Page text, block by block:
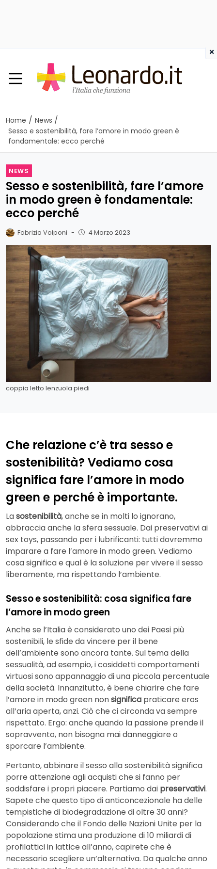
Home / News /
Sesso e sostenibilità, fare l’amore in modo green è
fondamentale: ecco perché
NEWS
Sesso e sostenibilità, fare l’amore
in modo green è fondamentale:
ecco perché
Fabrizia Volponi - 4 Marzo 2023
coppia letto lenzuola piedi
Che relazione c’è tra sesso e
sostenibilità? Vediamo cosa
significa fare l’amore in modo
green e perché è importante.
Lasostenibilità, anche se in molti lo ignorano,
abbraccia anche la sfera sessuale. Dai preservativi ai
sex toys, passando per i lubrificanti: tutti dovremmo
imparare a fare l’amore in modo green. Vediamo
cosa significa e qual è la soluzione per vivere il sesso
liberamente, ma rispettando l’ambiente.
Sesso e sostenibilità: cosa significa fare
l’amore in modo green
Anche se l’Italia è considerato uno dei Paesi più
sostenibili, le sfide da vincere per il bene
dell’ambiente sono ancora tante. Sul tema della
sessualità, ad esempio, i cosiddetti comportamenti
virtuosi sono appannaggio di una piccola percentuale
della società. Innanzitutto, è bene chiarire che fare
l’amore in modo green nonsignifica praticare eros
all’aria aperta, anzi. Ciò che ci circonda va sempre
rispettato. Ergo: anche quando la passione prende il
sopravvento, non bisogna mai danneggiare o
sporcare l’ambiente.
Pertanto, abbinare il sesso alla sostenibilità significa
porre attenzione agli acquisti che si fanno per
soddisfare i propri piacere. Partiamo dai preservativi.
Sapete che questo tipo di anticoncezionale ha delle
tempistiche di biodegradazione di oltre 30 anni?
Considerando che il Fondo delle Nazioni Unite per la
popolazione stima una produzione di 10 miliardi di
profilattici in lattice all’anno, capirete che è
necessario scegliere un’alternativa. Da qualche anno
×